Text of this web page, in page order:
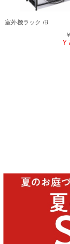
室外機ラック /B